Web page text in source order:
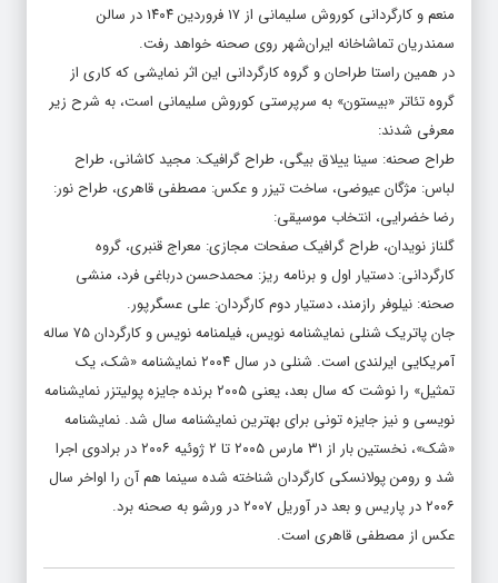
منعم و کارگردانی کوروش سلیمانی از ۱۷ فروردین ۱۴۰۴ در سالن
سمندریان تماشاخانه ایران‌شهر روی صحنه خواهد رفت.
در همین راستا طراحان و گروه کارگردانی این اثر نمایشی که کاری از
گروه تئاتر «بیستون» به سرپرستی کوروش سلیمانی است، به شرح زیر
معرفی شدند:
طراح صحنه: سینا ییلاق بیگی، طراح گرافیک: مجید کاشانی، طراح
لباس: مژگان عیوضی، ساخت تیزر و عکس: مصطفی قاهری، طراح نور:
رضا خضرایی، انتخاب موسیقی:
گلناز نویدان، طراح گرافیک صفحات مجازی: معراج قنبری، گروه
کارگردانی: دستیار اول و برنامه ریز: محمدحسن درباغی فرد، منشی
صحنه: نیلوفر رازمند، دستیار دوم کارگردان: علی عسگرپور.
جان پاتریک شنلی نمایشنامه نویس، فیلمنامه نویس و کارگردان ۷۵ ساله
آمریکایی ایرلندی است. شنلی در سال ۲۰۰۴ نمایشنامه «شک، یک
تمثیل» را نوشت که سال بعد، یعنی ۲۰۰۵ برنده جایزه پولیتزر نمایشنامه
نویسی و نیز جایزه تونی برای بهترین نمایشنامه سال شد. نمایشنامه
«شک»، نخستین بار از ۳۱ مارس ۲۰۰۵ تا ۲ ژوئیه ۲۰۰۶ در برادوی اجرا
شد و رومن پولانسکی کارگردان شناخته شده سینما هم آن را اواخر سال
۲۰۰۶ در پاریس و بعد در آوریل ۲۰۰۷ در ورشو به صحنه برد.
عکس از مصطفی قاهری است.